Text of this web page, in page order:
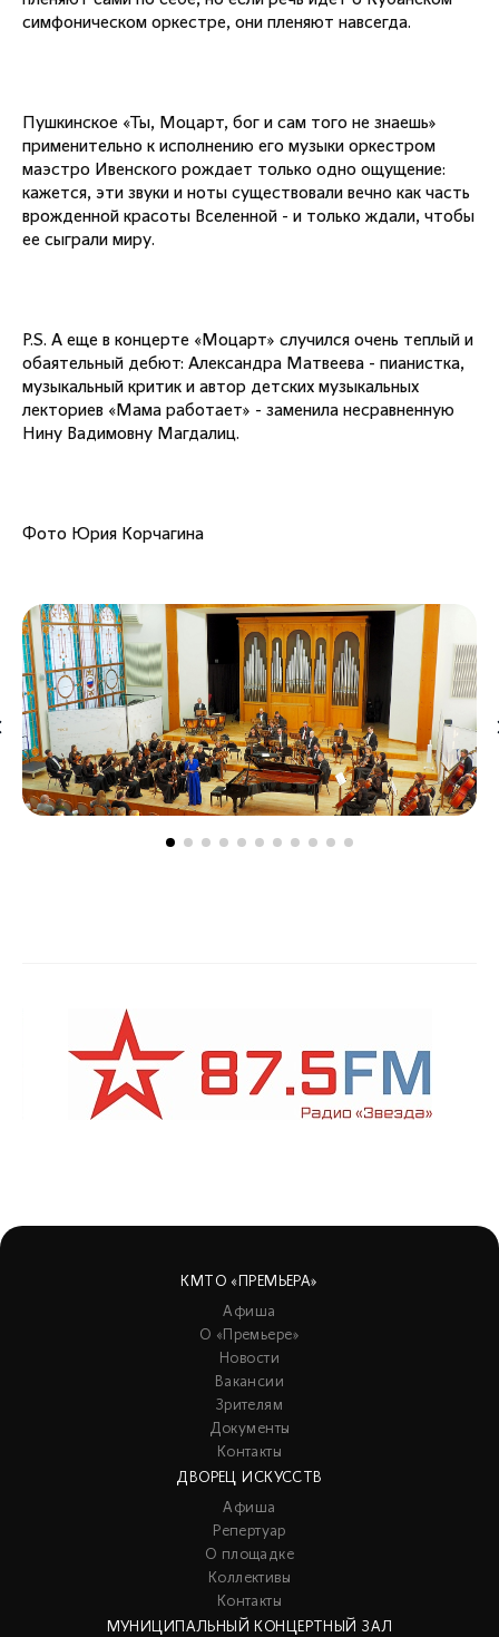
симфоническом оркестре, они пленяют навсегда.
Пушкинское «Ты, Моцарт, бог и сам того не знаешь»
применительно к исполнению его музыки оркестром
маэстро Ивенского рождает только одно ощущение:
кажется, эти звуки и ноты существовали вечно как часть
врожденной красоты Вселенной - и только ждали, чтобы
ее сыграли миру.
P.S. А еще в концерте «Моцарт» случился очень теплый и
обаятельный дебют: Александра Матвеева - пианистка,
музыкальный критик и автор детских музыкальных
лекториев «Мама работает» - заменила несравненную
Нину Вадимовну Магдалиц.
Фото Юрия Корчагина
КМТО «ПРЕМЬЕРА»
Афиша
О «Премьере»
Новости
Вакансии
Зрителям
Документы
Контакты
ДВОРЕЦ ИСКУССТВ
Афиша
Репертуар
О площадке
Коллективы
Контакты
МУНИЦИПАЛЬНЫЙ КОНЦЕРТНЫЙ ЗАЛ